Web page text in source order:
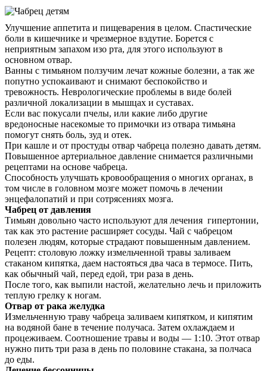
Улучшение аппетита и пищеварения в целом. Спастические
боли в кишечнике и чрезмерное вздутие. Борется с
неприятным запахом изо рта, для этого используют в
основном отвар.
Ванны с тимьяном ползучим лечат кожные болезни, а так же
попутно успокаивают и снимают беспокойство и
тревожность. Неврологические проблемы в виде болей
различной локализации в мышцах и суставах.
Если вас покусали пчелы, или какие либо другие
вредоносные насекомые то примочки из отвара тимьяна
помогут снять боль, зуд и отек.
При кашле и от простуды отвар чабреца полезно давать детям.
Повышенное артериальное давление снимается различными
рецептами на основе чабреца.
Способность улучшать кровообращения о многих органах, в
том числе в головном мозге может помочь в лечении
энцефалопатий и при сотрясениях мозга.
Чабрец от давления
Тимьян довольно часто используют для лечения гипертонии,
так как это растение расширяет сосуды. Чай с чабрецом
полезен людям, которые страдают повышенным давлением.
Рецепт: столовую ложку измельченной травы заливаем
стаканом кипятка, даем настояться два часа в термосе. Пить,
как обычный чай, перед едой, три раза в день.
После того, как выпили настой, желательно лечь и приложить
теплую грелку к ногам.
Отвар от рака желудка
Измельченную траву чабреца заливаем кипятком, и кипятим
на водяной бане в течение получаса. Затем охлаждаем и
процеживаем. Соотношение травы и воды — 1:10. Этот отвар
нужно пить три раза в день по половине стакана, за полчаса
до еды.